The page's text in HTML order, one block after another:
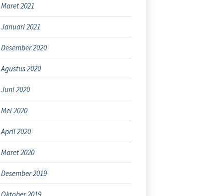
Maret 2021
Januari 2021
Desember 2020
Agustus 2020
Juni 2020
Mei 2020
April 2020
Maret 2020
Desember 2019